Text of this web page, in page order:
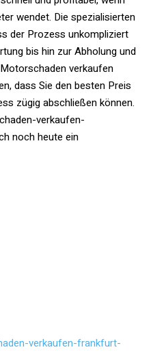
wendet. Die spezialisierten
der Prozess unkompliziert
bis hin zur Abholung und
verkaufen
dass Sie den besten Preis
zügig abschließen können.
verkaufen-
noch heute ein
verkaufen-frankfurt-